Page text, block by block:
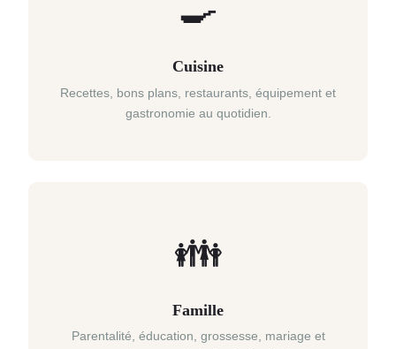
🍳
Cuisine
Recettes, bons plans, restaurants, équipement et
gastronomie au quotidien.
👪
Famille
Parentalité, éducation, grossesse, mariage et